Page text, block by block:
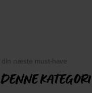
næste must-have
KATEGORI